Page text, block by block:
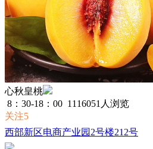
心秋皇桃
8：30-18：00 1116051人浏览
关注5
西部新区电商产业园2号楼212号